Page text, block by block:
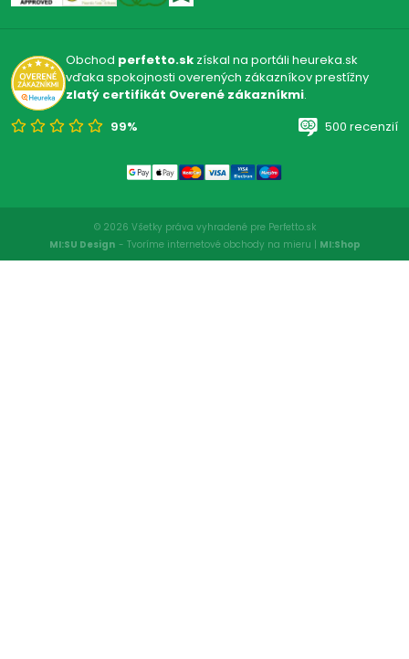
Obchod perfetto.skzískal na portáli heureka.sk
vďaka spokojnosti overených zákazníkov prestížny
zlatý certifikát Overené zákazníkmi.
99%
500 recenzií
© 2026 Všetky práva vyhradené pre Perfetto.sk
MI:SU Design - Tvoríme internetové obchody na mieru | MI:Shop